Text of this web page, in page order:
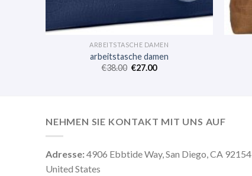
ARBEITSTASCHE DAMEN
arbeitstasche damen
€38.00 €27.00
NEHMEN SIE KONTAKT MIT UNS AUF
Adresse:4906 Ebbtide Way, San Diego, CA 92154
United States